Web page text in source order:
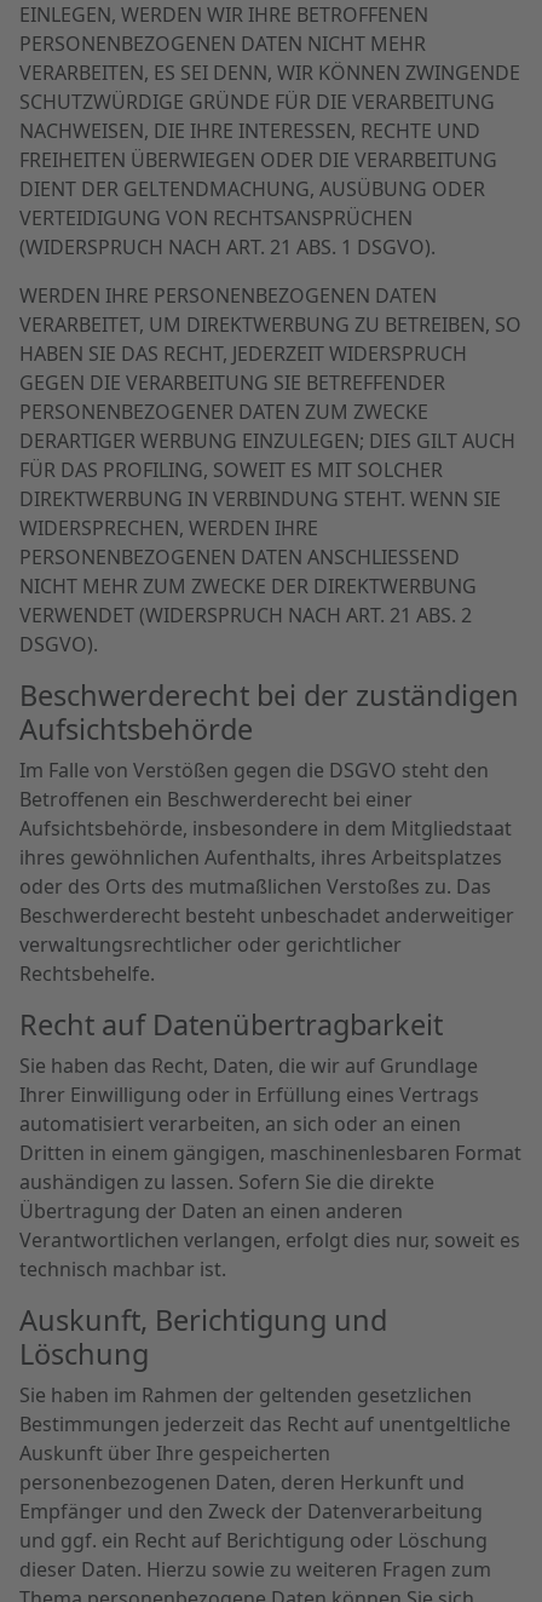
EINLEGEN, WERDEN WIR IHRE BETROFFENEN
PERSONENBEZOGENEN DATEN NICHT MEHR
VERARBEITEN, ES SEI DENN, WIR KÖNNEN ZWINGENDE
SCHUTZWÜRDIGE GRÜNDE FÜR DIE VERARBEITUNG
NACHWEISEN, DIE IHRE INTERESSEN, RECHTE UND
FREIHEITEN ÜBERWIEGEN ODER DIE VERARBEITUNG
DIENT DER GELTENDMACHUNG, AUSÜBUNG ODER
VERTEIDIGUNG VON RECHTSANSPRÜCHEN
(WIDERSPRUCH NACH ART. 21 ABS. 1 DSGVO).
WERDEN IHRE PERSONENBEZOGENEN DATEN
VERARBEITET, UM DIREKTWERBUNG ZU BETREIBEN, SO
HABEN SIE DAS RECHT, JEDERZEIT WIDERSPRUCH
GEGEN DIE VERARBEITUNG SIE BETREFFENDER
PERSONENBEZOGENER DATEN ZUM ZWECKE
DERARTIGER WERBUNG EINZULEGEN; DIES GILT AUCH
FÜR DAS PROFILING, SOWEIT ES MIT SOLCHER
DIREKTWERBUNG IN VERBINDUNG STEHT. WENN SIE
WIDERSPRECHEN, WERDEN IHRE
PERSONENBEZOGENEN DATEN ANSCHLIESSEND
NICHT MEHR ZUM ZWECKE DER DIREKTWERBUNG
VERWENDET (WIDERSPRUCH NACH ART. 21 ABS. 2
DSGVO).
Beschwerde­recht bei der zuständigen
Aufsichts­behörde
Im Falle von Verstößen gegen die DSGVO steht den
Betroffenen ein Beschwerderecht bei einer
Aufsichtsbehörde, insbesondere in dem Mitgliedstaat
ihres gewöhnlichen Aufenthalts, ihres Arbeitsplatzes
oder des Orts des mutmaßlichen Verstoßes zu. Das
Beschwerderecht besteht unbeschadet anderweitiger
verwaltungsrechtlicher oder gerichtlicher
Rechtsbehelfe.
Recht auf Daten­übertrag­barkeit
Sie haben das Recht, Daten, die wir auf Grundlage
Ihrer Einwilligung oder in Erfüllung eines Vertrags
automatisiert verarbeiten, an sich oder an einen
Dritten in einem gängigen, maschinenlesbaren Format
aushändigen zu lassen. Sofern Sie die direkte
Übertragung der Daten an einen anderen
Verantwortlichen verlangen, erfolgt dies nur, soweit es
technisch machbar ist.
Auskunft, Berichtigung und
Löschung
Sie haben im Rahmen der geltenden gesetzlichen
Bestimmungen jederzeit das Recht auf unentgeltliche
Auskunft über Ihre gespeicherten
personenbezogenen Daten, deren Herkunft und
Empfänger und den Zweck der Datenverarbeitung
und ggf. ein Recht auf Berichtigung oder Löschung
dieser Daten. Hierzu sowie zu weiteren Fragen zum